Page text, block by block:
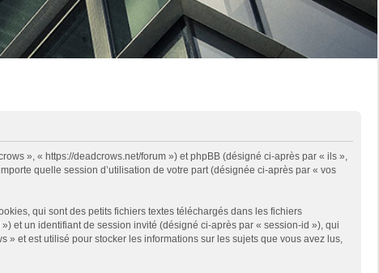
», « https://deadcrows.net/forum ») et phpBB (désigné ci-après par « ils »,
quelle session d’utilisation de votre part (désignée ci-après par « vos
qui sont des petits fichiers textes téléchargés dans les fichiers
et un identifiant de session invité (désigné ci-après par « session-id »), qui
et est utilisé pour stocker les informations sur les sujets que vous avez lus,